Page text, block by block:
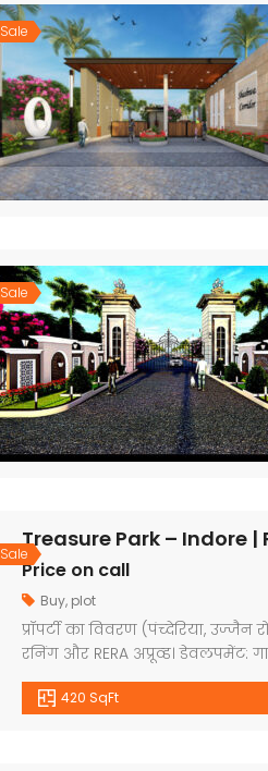
Sale
Sale
Sale
Treasure Park – Indore |
Price on call
Buy, plot
प्रॉपर्टी का विवरण (पंच्देरिया,
रनिंग और RERA अप्रूव्ड। डेवलपमेंट:
ब्लाक, प्लांटेशन युक्त डेवलप्ड
420 SqFt